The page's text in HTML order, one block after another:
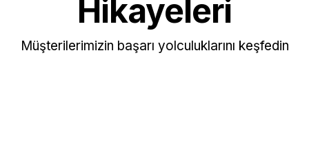
Hikayeleri
Müşterilerimizin başarı yolculuklarını keşfedin